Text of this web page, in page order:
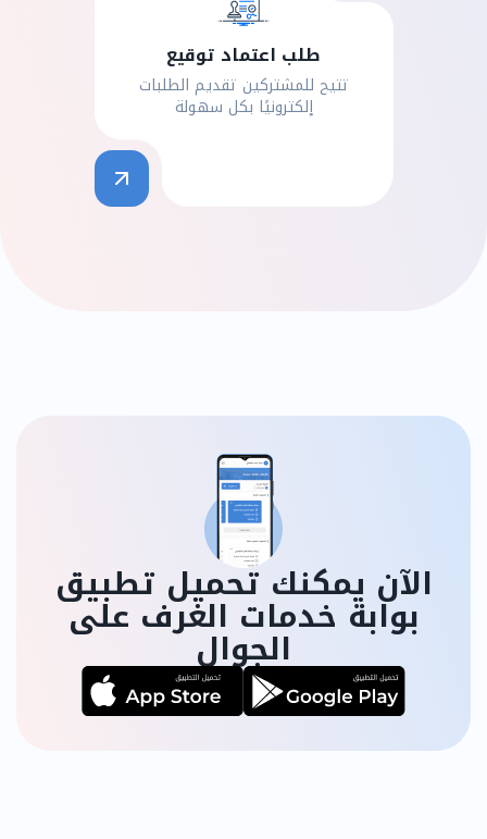
طلب اعتماد توقيع
تتيح للمشتركين تقديم الطلبات
إلكترونيًا بكل سهولة
الآن يمكنك تحميل تطبيق
بوابة خدمات الغرف على
الجوال